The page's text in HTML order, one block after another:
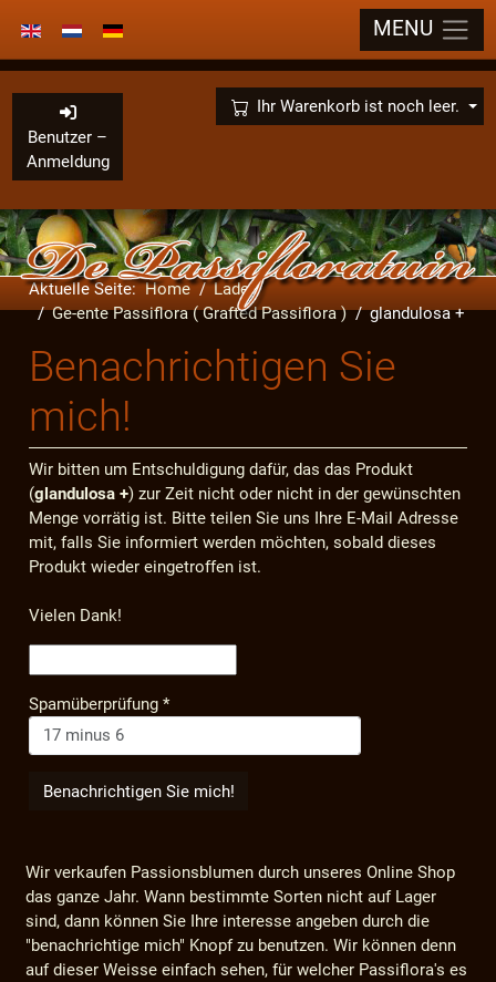
Benutzer –
Anmeldung
Ihr Warenkorb ist noch leer.
×
Sprache auswählen MENU
Aktuelle Seite:Home
Laden
Ge-ente Passiflora ( Grafted Passiflora )
glandulosa +
Benachrichtigen Sie
mich!
Wir bitten um Entschuldigung dafür, das das Produkt
(glandulosa +) zur Zeit nicht oder nicht in der gewünschten
Menge vorrätig ist. Bitte teilen Sie uns Ihre E-Mail Adresse
mit, falls Sie informiert werden möchten, sobald dieses
Produkt wieder eingetroffen ist.
Vielen Dank!
Spamüberprüfung*
Wir verkaufen Passionsblumen durch unseres Online Shop
das ganze Jahr. Wann bestimmte Sorten nicht auf Lager
sind, dann können Sie Ihre interesse angeben durch die
"benachrichtige mich" Knopf zu benutzen. Wir können denn
auf dieser Weisse einfach sehen, für welcher Passiflora's es